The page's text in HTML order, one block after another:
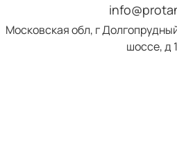
Московская обл, г
шоссе, д